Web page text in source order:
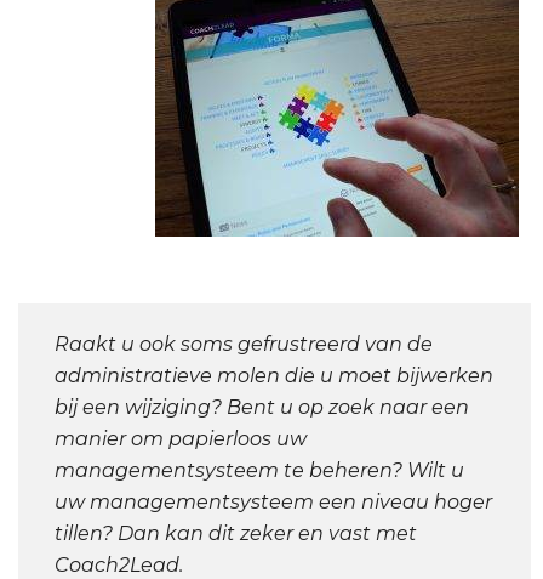
Raakt u ook soms gefrustreerd van de
administratieve molen die u moet bijwerken
bij een wijziging? Bent u op zoek naar een
manier om papierloos uw
managementsysteem te beheren? Wilt u
uw managementsysteem een niveau hoger
tillen? Dan kan dit zeker en vast met
Coach2Lead.